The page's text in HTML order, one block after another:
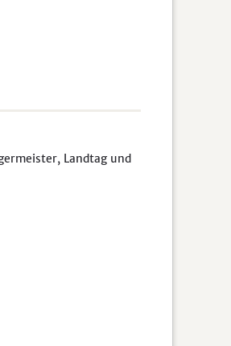
Landtag und